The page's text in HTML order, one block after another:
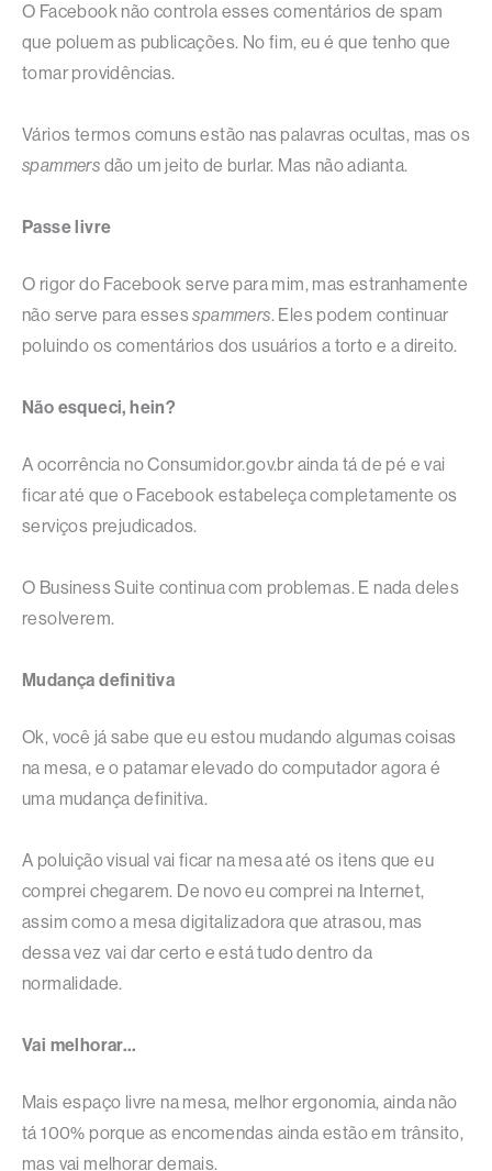
O Facebook não controla esses comentários de spam
que poluem as publicações. No fim, eu é que tenho que
tomar providências.
Vários termos comuns estão nas palavras ocultas, mas os
spammers dão um jeito de burlar. Mas não adianta.
Passe livre
O rigor do Facebook serve para mim, mas estranhamente
não serve para essesspammers. Eles podem continuar
poluindo os comentários dos usuários a torto e a direito.
Não esqueci, hein?
A ocorrência no Consumidor.gov.br ainda tá de pé e vai
ficar até que o Facebook estabeleça completamente os
serviços prejudicados.
O Business Suite continua com problemas. E nada deles
resolverem.
Mudança definitiva
Ok, você já sabe que eu estou mudando algumas coisas
na mesa, e o patamar elevado do computador agora é
uma mudança definitiva.
A poluição visual vai ficar na mesa até os itens que eu
comprei chegarem. De novo eu comprei na Internet,
assim como a mesa digitalizadora que atrasou, mas
dessa vez vai dar certo e está tudo dentro da
normalidade.
Vai melhorar…
Mais espaço livre na mesa, melhor ergonomia, ainda não
tá 100% porque as encomendas ainda estão em trânsito,
mas vai melhorar demais.